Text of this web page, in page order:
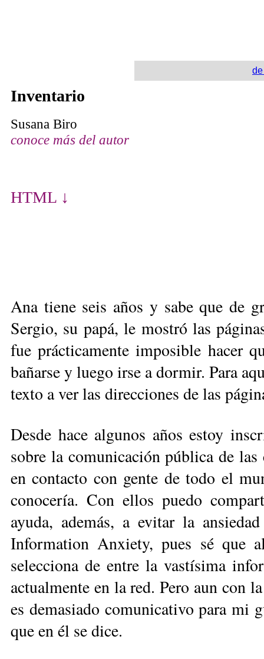
Inventario
Susana Biro
conoce más del autor
HTML ↓
Ana tiene seis años y sabe que de
Sergio, su papá, le mostró las
fue prácticamente imposible hacer
bañarse y luego irse a dormir. Para
texto a ver las direcciones de las
Desde hace algunos años estoy
sobre la comunicación pública de
en contacto con gente de todo el
conocería. Con ellos puedo
ayuda, además, a evitar la
Information Anxiety, pues sé que
selecciona de entre la vastísima
actualmente en la red. Pero aun con
es demasiado comunicativo para mi
que en él se dice.